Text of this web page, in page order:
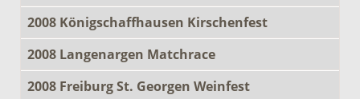
2008 Königschaffhausen Kirschenfest
2008 Langenargen Matchrace
2008 Freiburg St. Georgen Weinfest